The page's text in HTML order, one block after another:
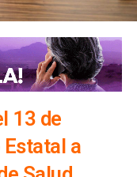
13 de
a